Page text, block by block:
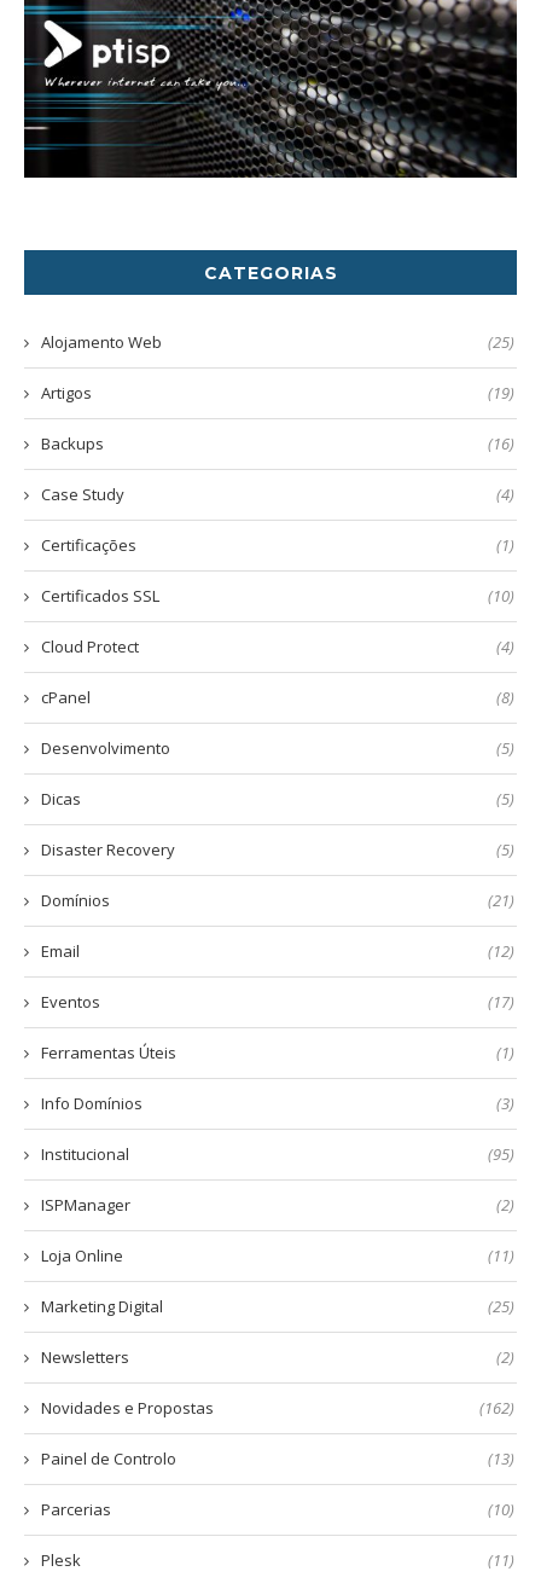
CATEGORIAS
Alojamento Web (25)
Artigos (19)
Backups (16)
Case Study (4)
Certificações (1)
Certificados SSL (10)
Cloud Protect (4)
cPanel (8)
Desenvolvimento (5)
Dicas (5)
Disaster Recovery (5)
Domínios (21)
Email (12)
Eventos (17)
Ferramentas Úteis (1)
Info Domínios (3)
Institucional (95)
ISPManager (2)
Loja Online (11)
Marketing Digital (25)
Newsletters (2)
Novidades e Propostas (162)
Painel de Controlo (13)
Parcerias (10)
Plesk (11)